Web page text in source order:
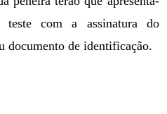
com a assinatura do
documento de identificação.